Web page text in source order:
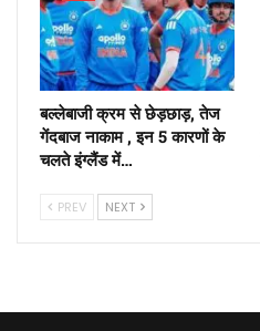
बल्लेबाजी क्रम से छेड़छाड़, तेज
गेंदबाज नाकाम , इन 5 कारणों के
चलते इंग्लैंड में…
PREV NEXT